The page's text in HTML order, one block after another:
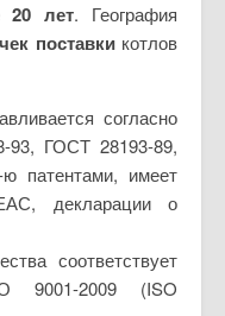
20 лет. География
поставкикотлов
согласно
93, ГОСТ 28193-89,
патентами, имеет
декларации о
соответствует
9001-2009 (ISO